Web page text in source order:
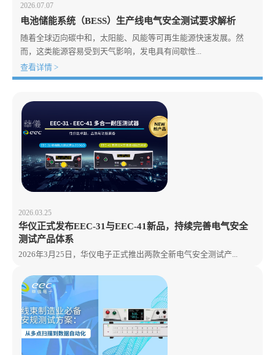
2026.07.07
电池储能系统（BESS）生产线电气安全测试要求解析
随着全球迈向碳中和，太阳能、风能等可再生能源快速发展。然
而，这类能源容易受到天气影响，发电具有间歇性...
查看详情 >
2026.03.25
华仪正式发布EEC-31与EEC-41新品，持续完善电气安全
测试产品体系
2026年3月25日，华仪电子正式推出两款全新电气安全测试产...